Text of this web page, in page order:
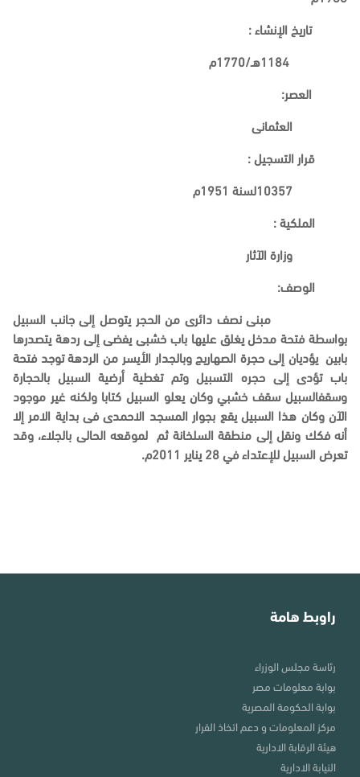
تاريخ الإنشاء:
العصر:
العثمانى
قرار التسجيل:
الملكية :
وزارة الآثار
الوصف:
مبنى نصف دائرى من الحجر يتوصل إلى جانب السبيل
بواسطة فتحة مدخل يغلق عليها باب خشبى يفضى إلى ردهة يتصدرها
بابين يؤديان إلى حجرة الصهاريج وبالجدار الأيسر من الردهة توجد فتحة
باب تؤدى إلى حجره التسبيل وتم تغطية أرضية السبيل بالحجارة
وسقفالسبيل سقف خشبي وكان يعلو السبيل كتابا ولكنه غير موجود
الآن وكان هذا السبيل يقع بجوار المسجد الاحمدى فى بداية الامر إلا
أنه فكك ونقل إلى منطقة السلخانة ثم لموقعه الحالى بالجلاء، وقد
تعرض السبيل للإعتداء في 28 يناير 2011م.
راوبط هامة
رئاسة مجلس الوزراء
بوابة معلومات مصر
بوابة الحكومة المصرية
مركز المعلومات و دعم اتخاذ القرار
هيئة الرقابة الادارية
النيابة الادارية